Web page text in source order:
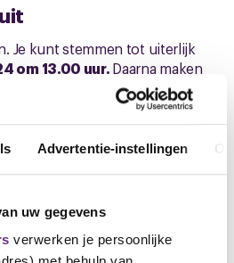
Advertentie-instellingen
uw gegevens
verwerken je persoonlijke
Je kunt stemmen tot uiterlijk
om 13.00 uur.Daarna maken
bekend.
nieuwsbrief met de
uit te brengen.